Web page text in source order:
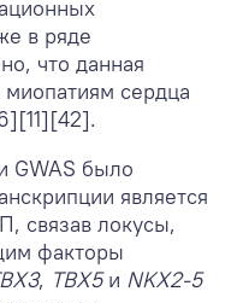
в ряде
что данная
сердца
GWAS было
является
связав локусы,
факторы
, TBX5и NKX2-5